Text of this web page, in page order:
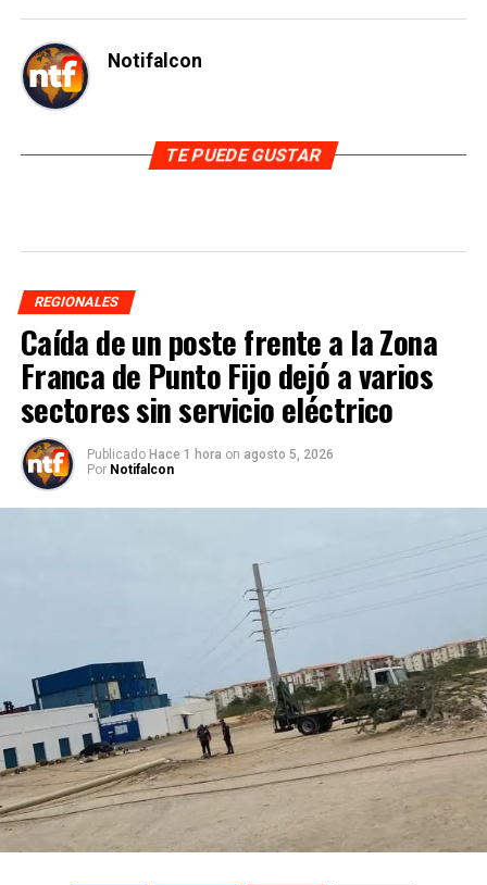
Notifalcon
TE PUEDE GUSTAR
REGIONALES
Caída de un poste frente a la Zona
Franca de Punto Fijo dejó a varios
sectores sin servicio eléctrico
Publicado Hace 1 hora on agosto 5, 2026
Por Notifalcon